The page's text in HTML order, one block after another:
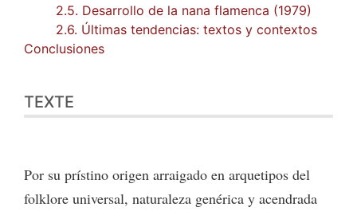
2.5. Desarrollo de la nana flamenca (1979)
2.6. Últimas tendencias: textos y contextos
Conclusiones
TEXTE
Por su prístino origen arraigado en arquetipos del
folklore universal, naturaleza genérica y acendrada